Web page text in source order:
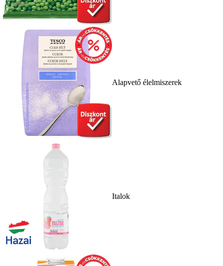
Alapvető élelmiszerek
Italok